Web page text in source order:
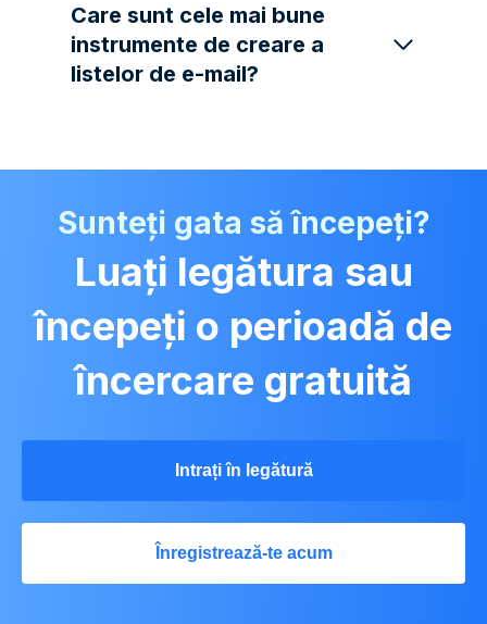
Care sunt cele mai bune
instrumente de creare a
listelor de e-mail?
Sunteți gata să începeți?
Luați legătura sau
începeți o perioadă de
încercare gratuită
Intrați în legătură
Înregistrează-te acum